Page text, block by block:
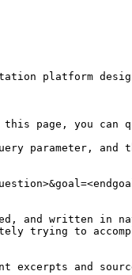
platform
you can
parameter,
and written in
trying to
and